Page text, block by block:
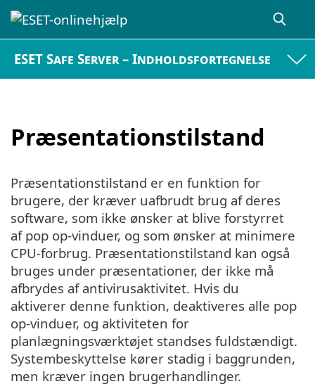
ESET Safe Server – Indholdsfortegnelse
Præsentationstilstand
Præsentationstilstand er en funktion for
brugere, der kræver uafbrudt brug af deres
software, som ikke ønsker at blive forstyrret
af pop op-vinduer, og som ønsker at minimere
CPU-forbrug. Præsentationstilstand kan også
bruges under præsentationer, der ikke må
afbrydes af antivirusaktivitet. Hvis du
aktiverer denne funktion, deaktiveres alle pop
op-vinduer, og aktiviteten for
planlægningsværktøjet standses fuldstændigt.
Systembeskyttelse kører stadig i baggrunden,
men kræver ingen brugerhandlinger.